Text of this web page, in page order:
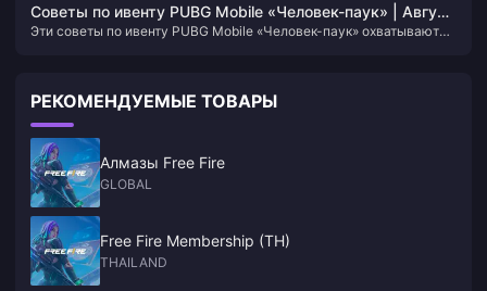
уничтожать керри после одной зачистки волны. Мы обновляем
таблицу при изменении меты, поэтому добавьте страницу в
Советы по ивенту PUBG Mobile «Человек-паук» | Август
2026
Эти советы по ивенту PUBG Mobile «Человек-паук» охватывают
мере развития коллаборации до 14 сентября 2026 года, так что
знания перед рейтинговыми матчами.
РЕКОМЕНДУЕМЫЕ ТОВАРЫ
Алмазы Free Fire
GLOBAL
Free Fire Membership (TH)
THAILAND